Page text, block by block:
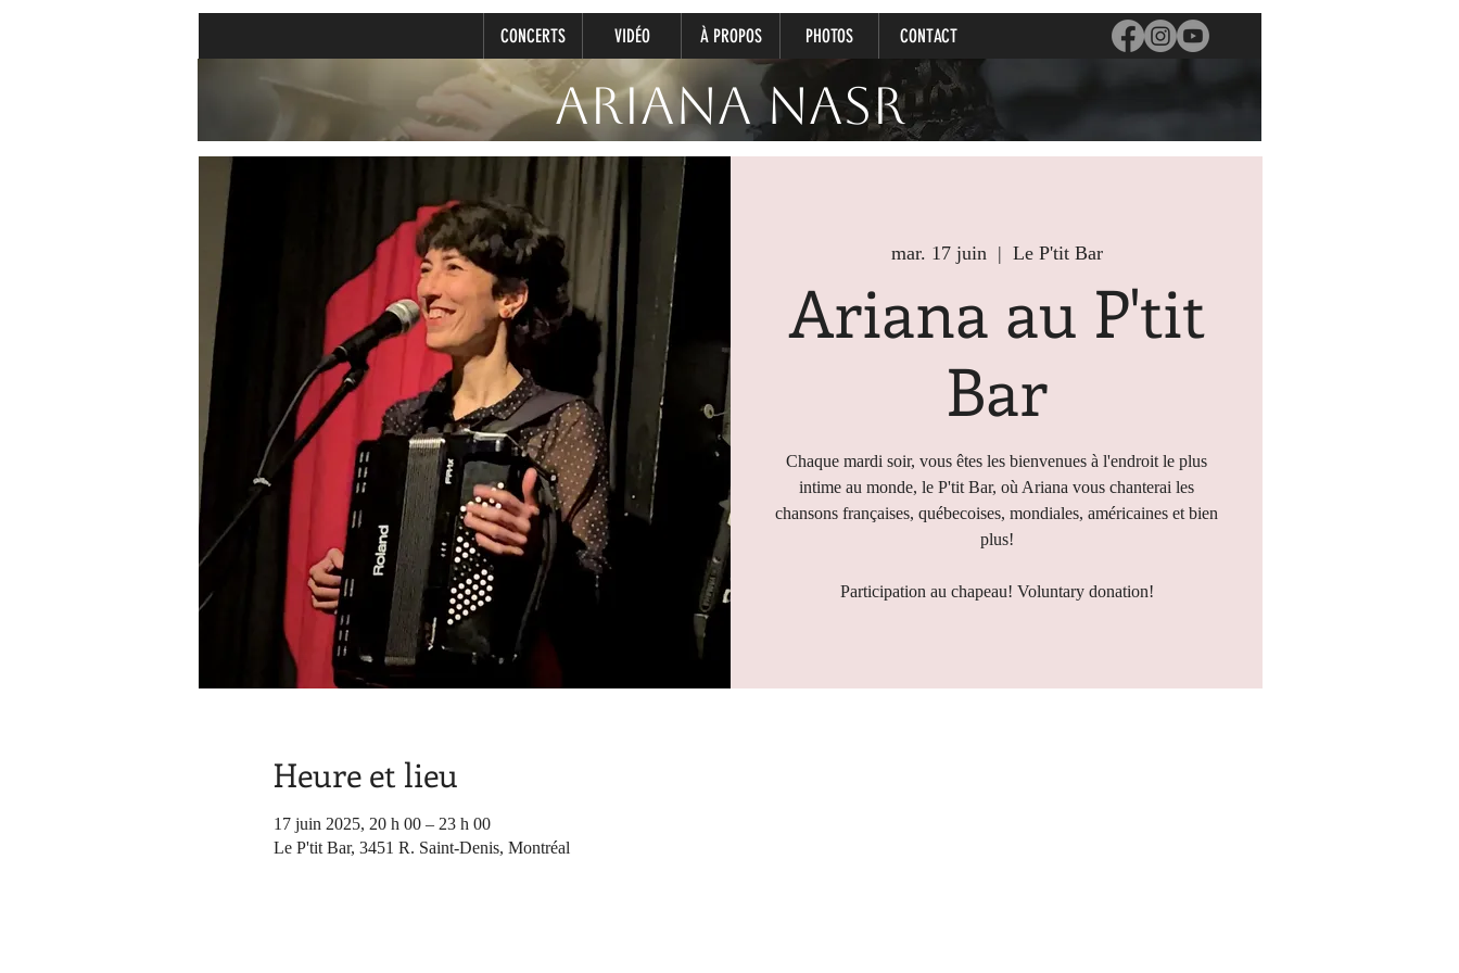
CONCERTS VIDÉO À PROPOS PHOTOS CONTACT
Ariana Nasr
mar. 17 juin
  |
Le P'tit Bar
Ariana au P'tit
Bar
Chaque mardi soir, vous êtes les bienvenues à l'endroit le plus
intime au monde, le P'tit Bar, où Ariana vous chanterai les
chansons françaises, québecoises, mondiales, américaines et bien
plus!
Participation au chapeau! Voluntary donation!
Heure et lieu
17 juin 2025, 20 h 00 – 23 h 00
Le P'tit Bar, 3451 R. Saint-Denis, Montréal